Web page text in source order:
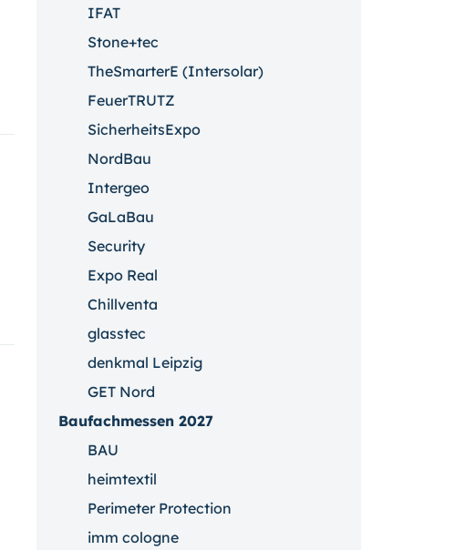
IFAT
Stone+tec
TheSmarterE (Intersolar)
FeuerTRUTZ
SicherheitsExpo
NordBau
Intergeo
GaLaBau
Security
Expo Real
Chillventa
glasstec
denkmal Leipzig
GET Nord
Baufachmessen 2027
BAU
heimtextil
Perimeter Protection
imm cologne